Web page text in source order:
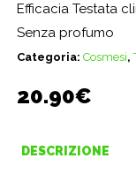
Efficacia Testata
Senza profumo
Categoria: Cosmesi,
20.90€
DESCRIZIONE